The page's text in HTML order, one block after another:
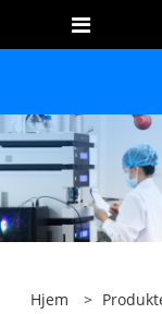
Hjem >